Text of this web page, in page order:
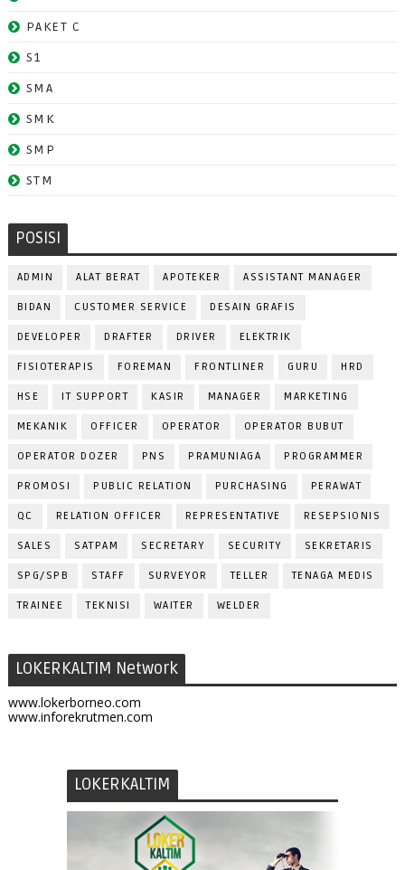
PAKET C
S1
SMA
SMK
SMP
STM
POSISI
ADMIN ALAT BERAT APOTEKER ASSISTANT MANAGER
BIDAN CUSTOMER SERVICE DESAIN GRAFIS
DEVELOPER DRAFTER DRIVER ELEKTRIK
FISIOTERAPIS FOREMAN FRONTLINER GURU HRD
HSE IT SUPPORT KASIR MANAGER MARKETING
MEKANIK OFFICER OPERATOR OPERATOR BUBUT
OPERATOR DOZER PNS PRAMUNIAGA PROGRAMMER
PROMOSI PUBLIC RELATION PURCHASING PERAWAT
QC RELATION OFFICER REPRESENTATIVE RESEPSIONIS
SALES SATPAM SECRETARY SECURITY SEKRETARIS
SPG/SPB STAFF SURVEYOR TELLER TENAGA MEDIS
TRAINEE TEKNISI WAITER WELDER
LOKERKALTIM Network
www.lokerborneo.com
www.inforekrutmen.com
LOKERKALTIM